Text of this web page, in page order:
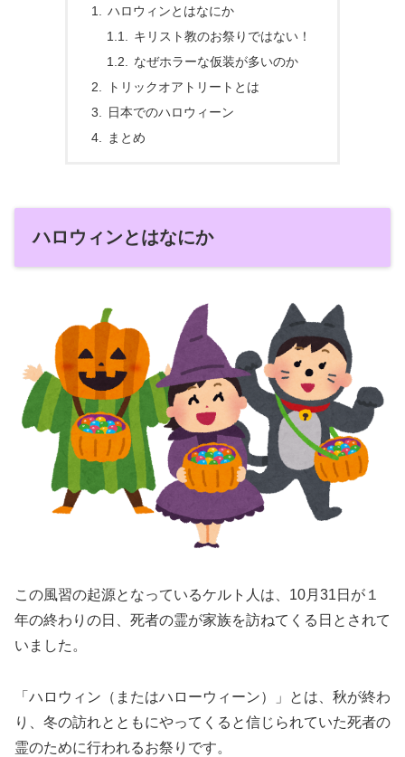
ハロウィンとはなにか
キリスト教のお祭りではない！
なぜホラーな仮装が多いのか
トリックオアトリートとは
日本でのハロウィーン
まとめ
ハロウィンとはなにか
この風習の起源となっているケルト人は、10月31日が１
年の終わりの日、死者の霊が家族を訪ねてくる日とされて
いました。
「ハロウィン（またはハローウィーン）」とは、秋が終わ
り、冬の訪れとともにやってくると信じられていた死者の
霊のために行われるお祭りです。